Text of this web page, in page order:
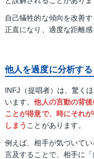
自己犠牲的な傾向を改善
正直になり、適度な距離感
他人を過度に分析する
INFJ（提唱者）は、驚く
います。他人の言動の背
ことが得意で、時にそれ
しまう ことがあります。
例えば、相手が気づいて
言及することで、相手に